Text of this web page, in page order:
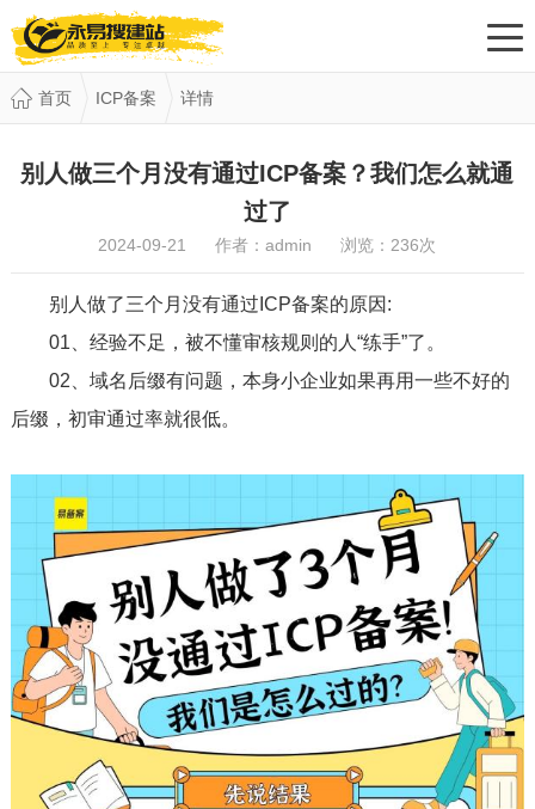
首页 ICP备案 详情
别人做三个月没有通过ICP备案？我们怎么就通
过了
2024-09-21 作者：admin 浏览： 236次
别人做了三个月没有通过ICP备案的原因:
01、经验不足，被不懂审核规则的人“练手”了。
02、域名后缀有问题，本身小企业如果再用一些不好的
后缀，初审通过率就很低。